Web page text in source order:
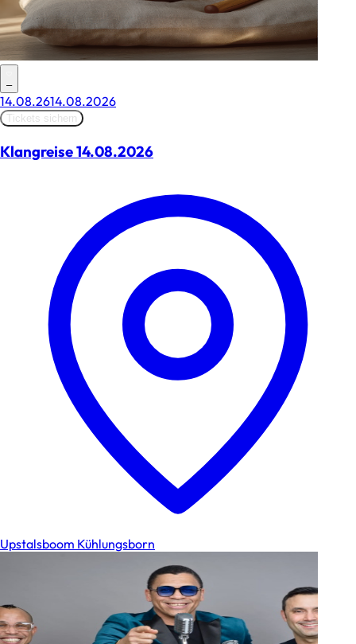
–
14.08.2614.08.2026
Tickets sichern
Klangreise 14.08.2026
Upstalsboom Kühlungsborn